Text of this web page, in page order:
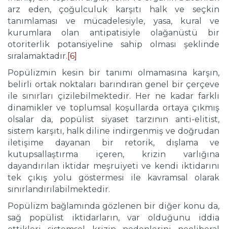
arz eden, çoğulculuk karşıtı halk ve seçkin
tanımlaması ve mücadelesiyle, yasa, kural ve
kurumlara olan antipatisiyle olağanüstü bir
otoriterlik potansiyeline sahip olması şeklinde
sıralamaktadır. [6]
Popülizmin kesin bir tanımı olmamasına karşın,
belirli ortak noktaları barındıran genel bir çerçeve
ile sınırları çizilebilmektedir. Her ne kadar farklı
dinamikler ve toplumsal koşullarda ortaya çıkmış
olsalar da, popülist siyaset tarzının anti-elitist,
sistem karşıtı, halk diline indirgenmiş ve doğrudan
iletişime dayanan bir retorik, dışlama ve
kutupsallaştırma içeren, krizin varlığına
dayandırılan iktidar meşruiyeti ve kendi iktidarını
tek çıkış yolu göstermesi ile kavramsal olarak
sınırlandırılabilmektedir.
Popülizm bağlamında gözlenen bir diğer konu da,
sağ popülist iktidarların, var olduğunu iddia